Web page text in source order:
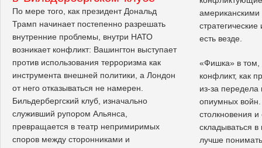
американскими
есть везде.
«Фишка» в том,
конфликт, как
из-за передела
опиумных
столкновения
складываться
лучше
По мере того, как президент Дональд
Трамп начинает постепенно разрешать
внутренние проблемы, внутри НАТО
возникает конфликт: Вашингтон выступает
против использования терроризма как
инструмента внешней политики, а Лондон
от него отказываться не намерен.
Бильдербергский клуб, изначально
служивший рупором Альянса,
превращается в театр непримиримых
споров между сторонниками и